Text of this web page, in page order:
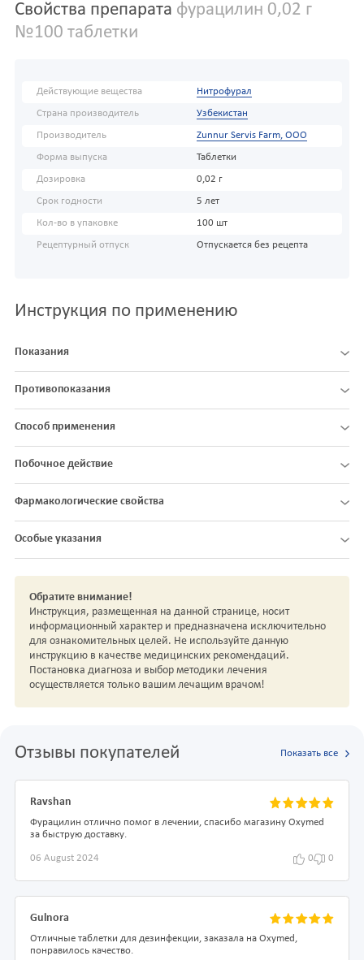
Свойства препарата фурацилин 0,02 г
№100 таблетки
Действующие вещества Нитрофурал
Страна производитель Узбекистан
Производитель Zunnur Servis Farm, ООО
Форма выпуска Таблетки
Дозировка 0,02 г
Срок годности 5 лет
Кол-во в упаковке 100 шт
Рецептурный отпуск Отпускается без рецепта
Инструкция по применению
Показания
Противопоказания
Способ применения
Побочное действие
Фармакологические свойства
Особые указания
Обратите внимание!
Инструкция, размещенная на данной странице, носит
информационный характер и предназначена исключительно
для ознакомительных целей. Не используйте данную
инструкцию в качестве медицинских рекомендаций.
Постановка диагноза и выбор методики лечения
осуществляется только вашим лечащим врачом!
Отзывы покупателей Показать все
Ravshan
Фурацилин отлично помог в лечении, спасибо магазину Oxymed
за быструю доставку.
06 August 2024 0 0
Gulnora
Отличные таблетки для дезинфекции, заказала на Oxymed,
понравилось качество.